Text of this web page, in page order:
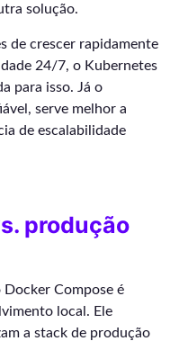
solução.
de crescer rapidamente
24/7, o Kubernetes
para isso. Já o
serve melhor a
de escalabilidade
produção
Docker Compose é
local. Ele
a stack de produção